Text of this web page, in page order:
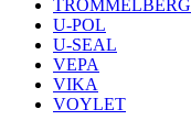
TROMMELBERG
U-POL
U-SEAL
VEPA
VIKA
VOYLET